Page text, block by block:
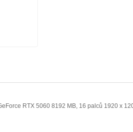
RTX 5060 8192 MB, 16 palců 1920 x